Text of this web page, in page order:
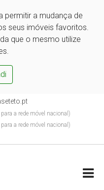
permitir a mudança de
seus imóveis favoritos.
que o mesmo utilize
a rede móvel nacional)
a rede móvel nacional)